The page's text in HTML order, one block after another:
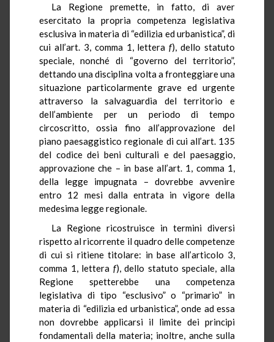
La Regione premette, in fatto, di aver
esercitato la propria competenza legislativa
esclusiva in materia di “edilizia ed urbanistica”, di
cui all’art. 3, comma 1, letteraf), dello statuto
speciale, nonché di “governo del territorio”,
dettando una disciplina volta a fronteggiare una
situazione particolarmente grave ed urgente
attraverso la salvaguardia del territorio e
dell’ambiente per un periodo di tempo
circoscritto, ossia fino all’approvazione del
piano paesaggistico regionale di cui all’art. 135
del codice dei beni culturali e del paesaggio,
approvazione che – in base all’art. 1, comma 1,
della legge impugnata – dovrebbe avvenire
entro 12 mesi dalla entrata in vigore della
medesima legge regionale.
La Regione ricostruisce in termini diversi
rispetto al ricorrente il quadro delle competenze
di cui si ritiene titolare: in base all’articolo 3,
comma 1, lettera f), dello statuto speciale, alla
Regione spetterebbe una competenza
legislativa di tipo “esclusivo” o “primario” in
materia di “edilizia ed urbanistica”, onde ad essa
non dovrebbe applicarsi il limite dei principi
fondamentali della materia; inoltre, anche sulla